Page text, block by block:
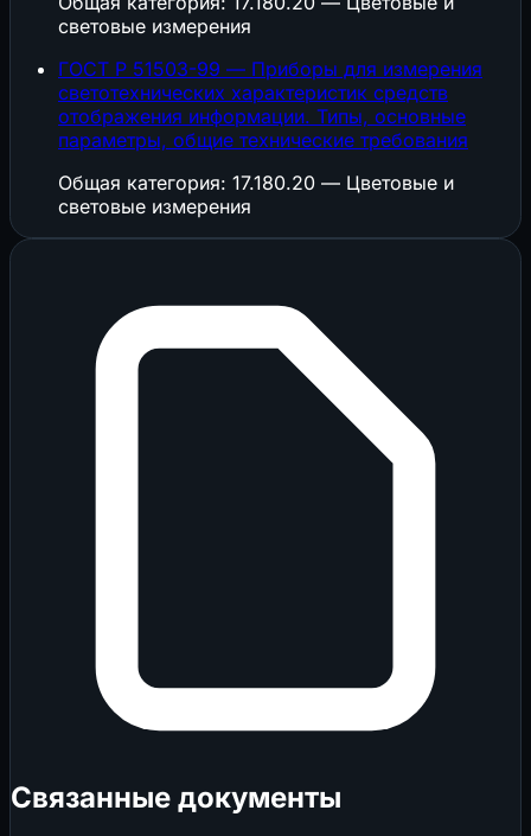
световые измерения
ГОСТ Р 51503-99 — Приборы для измерения
светотехнических характеристик средств
отображения информации. Типы, основные
параметры, общие технические требования
Общая категория: 17.180.20 — Цветовые и
световые измерения
Связанные документы